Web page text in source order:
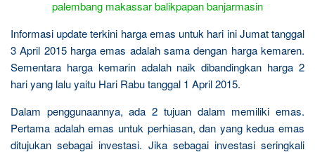
Informasi update terkini harga emas untuk hari ini Jumat tanggal
3 April 2015 harga emas adalah sama dengan harga kemaren.
Sementara harga kemarin adalah naik dibandingkan harga 2
hari yang lalu yaitu Hari Rabu tanggal 1 April 2015.
Dalam penggunaannya, ada 2 tujuan dalam memiliki emas.
Pertama adalah emas untuk perhiasan, dan yang kedua emas
ditujukan sebagai investasi. Jika sebagai investasi seringkali